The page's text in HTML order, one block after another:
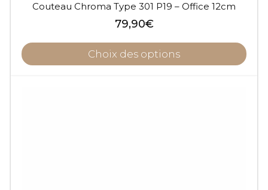
Couteau Chroma Type 301 P19 – Office 12cm
79,90€
Choix des options